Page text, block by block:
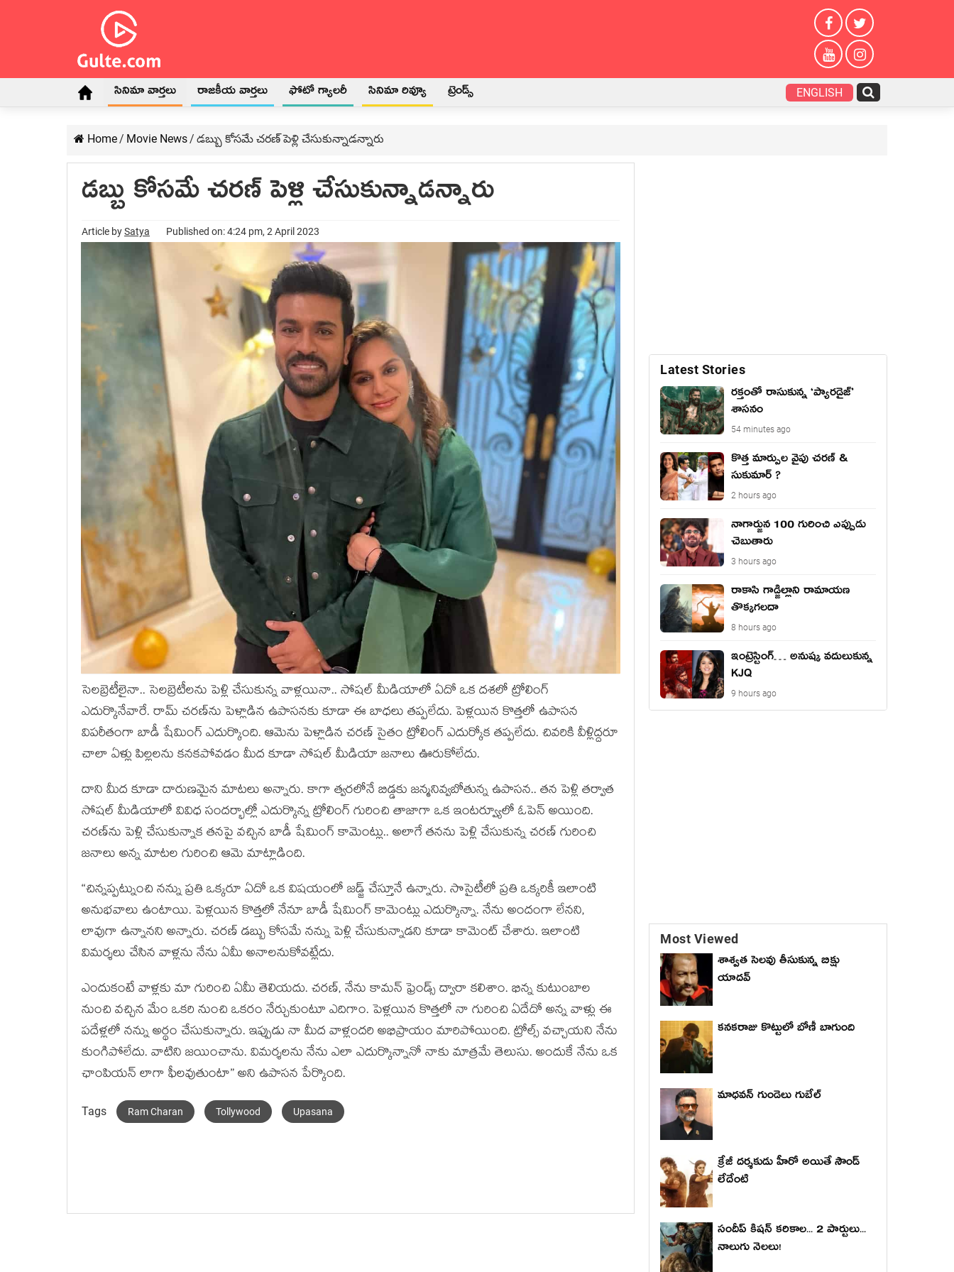
సినిమా వార్తలు రాజకీయ వార్తలు ఫోటో గ్యాలరీ సినిమా రివ్యూ ట్రెండ్స్ ENGLISH
Home/ Movie News/ డబ్బు కోసమే చరణ్ పెళ్లి చేసుకున్నాడన్నారు
డబ్బు కోసమే చరణ్ పెళ్లి చేసుకున్నాడన్నారు
Article bySatya Published on: 4:24 pm, 2 April 2023
సెలబ్రెటీలైనా.. సెలబ్రెటీలను పెళ్లి చేసుకున్న వాళ్లయినా.. సోషల్ మీడియాలో ఏదో ఒక దశలో ట్రోలింగ్
ఎదుర్కొనేవారే. రామ్ చరణ్‌ను పెళ్లాడిన ఉపాసనకు కూడా ఈ బాధలు తప్పలేదు. పెళ్లయిన కొత్తలో ఉపాసన
విపరీతంగా బాడీ షేమింగ్ ఎదుర్కొంది. ఆమెను పెళ్లాడిన చరణ్ సైతం ట్రోలింగ్ ఎదుర్కోక తప్పలేదు. చివరికి వీళ్లిద్దరూ
చాలా ఏళ్లు పిల్లలను కనకపోవడం మీద కూడా సోషల్ మీడియా జనాలు ఊరుకోలేదు.
దాని మీద కూడా దారుణమైన మాటలు అన్నారు. కాగా త్వరలోనే బిడ్డకు జన్మనివ్వబోతున్న ఉపాసన.. తన పెళ్లి తర్వాత
సోషల్ మీడియాలో వివిధ సందర్భాల్లో ఎదుర్కొన్న ట్రోలింగ్ గురించి తాజాగా ఒక ఇంటర్వ్యూలో ఓపెన్ అయింది.
చరణ్‌ను పెళ్లి చేసుకున్నాక తనపై వచ్చిన బాడీ షేమింగ్ కామెంట్లు.. అలాగే తనను పెళ్లి చేసుకున్న చరణ్ గురించి
జనాలు అన్న మాటల గురించి ఆమె మాట్లాడింది.
“చిన్నప్పట్నుంచి నన్ను ప్రతి ఒక్కరూ ఏదో ఒక విషయంలో జడ్జ్ చేస్తూనే ఉన్నారు. సొసైటీలో ప్రతి ఒక్కరికీ ఇలాంటి
అనుభవాలు ఉంటాయి. పెళ్లయిన కొత్తలో నేనూ బాడీ షేమింగ్ కామెంట్లు ఎదుర్కొన్నా. నేను అందంగా లేనని,
లావుగా ఉన్నానని అన్నారు. చరణ్ డబ్బు కోసమే నన్ను పెళ్లి చేసుకున్నాడని కూడా కామెంట్ చేశారు. ఇలాంటి
విమర్శలు చేసిన వాళ్లను నేను ఏమీ అనాలనుకోవట్లేదు.
ఎందుకంటే వాళ్లకు మా గురించి ఏమీ తెలియదు. చరణ్, నేను కామన్ ఫ్రెండ్స్ ద్వారా కలిశాం. భిన్న కుటుంబాల
నుంచి వచ్చిన మేం ఒకరి నుంచి ఒకరం నేర్చుకుంటూ ఎదిగాం. పెళ్లయిన కొత్తలో నా గురించి ఏదేదో అన్న వాళ్లు ఈ
పదేళ్లలో నన్ను అర్థం చేసుకున్నారు. ఇప్పుడు నా మీద వాళ్లందరి అభిప్రాయం మారిపోయింది. ట్రోల్స్ వచ్చాయని నేను
కుంగిపోలేదు. వాటిని జయించాను. విమర్శలను నేను ఎలా ఎదుర్కొన్నానో నాకు మాత్రమే తెలుసు. అందుకే నేను ఒక
ఛాంపియన్ లాగా ఫీలవుతుంటా” అని ఉపాసన పేర్కొంది.
Tags Ram Charan Tollywood Upasana
Latest Stories
రక్తంతో రాసుకున్న ‘ప్యారడైజ్’
శాసనం
54 minutes ago
కొత్త మార్పుల వైపు చరణ్ &
సుకుమార్ ?
2 hours ago
నాగార్జున 100 గురించి ఎప్పుడు
చెబుతారు
3 hours ago
రాకాసి గాడ్జిల్లాని రామాయణ
తొక్కగలదా
8 hours ago
ఇంట్రెస్టింగ్… అనుష్క వదులుకున్న
KJQ
9 hours ago
Most Viewed
శాశ్వత సెలవు తీసుకున్న బిక్షు
యాదవ్
కనకరాజు కొట్టులో బోణీ బాగుంది
మాధ‌వ‌న్ గుండెలు గుబేల్‌
క్రేజీ దర్శకుడు హీరో అయితే సౌండ్
లేదేంటి
సందీప్ కిషన్ కరికాల... 2 పార్టులు...
నాలుగు నెలలు!